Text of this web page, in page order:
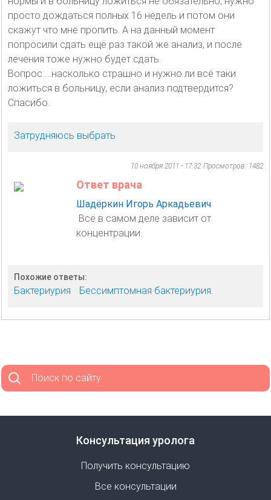
просто дождаться полных 16 недель и потом они
скажут что мне пропить. А на данный момент
попросили сдать ещё раз такой же анализ, и после
лечения тоже нужно будет сдать.
Вопрос:....насколько страшно и нужно ли всё таки
ложиться в больницу, если анализ подтвердится?
Спасибо.
Затрудняюсь выбрать
10 ноября 2011 - 17:32 Просмотров: 1482
Ответ врача
Шадёркин Игорь Аркадьевич
Всё в самом деле зависит от
концентрации.
Похожие ответы:
Бактериурия Бессимптомная бактериурия.
Поиск по сайту
Консультация уролога
Получить консультацию
Все консультации